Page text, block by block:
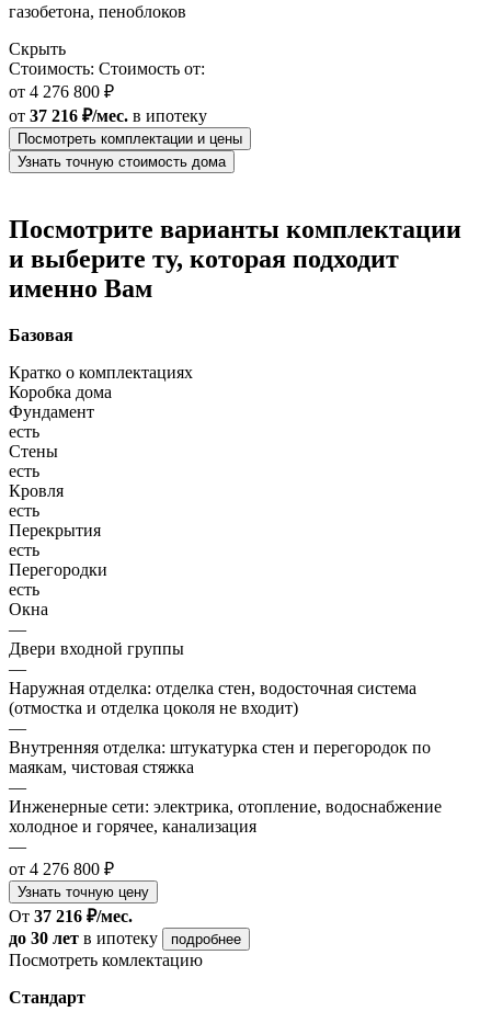
газобетона, пеноблоков
Скрыть
Стоимость: Стоимость от:
от 4 276 800 ₽
от 37 216 ₽/мес. в ипотеку
Посмотреть комплектации и цены
Узнать точную стоимость дома
Посмотрите варианты комплектации
и выберите ту, которая подходит
именно Вам
Базовая
Кратко о комплектациях
Коробка дома
Фундамент
есть
Стены
есть
Кровля
есть
Перекрытия
есть
Перегородки
есть
Окна
—
Двери входной группы
—
Наружная отделка: отделка стен, водосточная система
(отмостка и отделка цоколя не входит)
—
Внутренняя отделка: штукатурка стен и перегородок по
маякам, чистовая стяжка
—
Инженерные сети: электрика, отопление, водоснабжение
холодное и горячее, канализация
—
от 4 276 800 ₽
Узнать точную цену
От 37 216 ₽/мес.
до 30 лет в ипотеку подробнее
Посмотреть комлектацию
Стандарт